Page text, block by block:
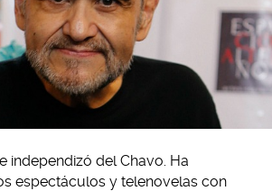
independizó del Chavo. Ha
espectáculos y telenovelas con